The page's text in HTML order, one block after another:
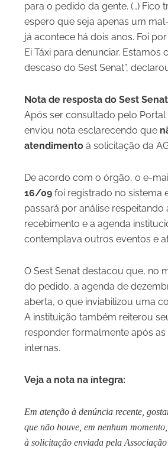
para o pedido da gente. (…) Fico
espero que seja apenas um
já acontece há dois anos. Foi
Ei Táxi para denunciar. Estamos
descaso do Sest Senat”,
Nota de resposta do Sest Senat
Após ser consultado pelo Portal
enviou nota esclarecendo que
atendimento à solicitação da
De acordo com o órgão, o e-
16/09 foi registrado no sistema
passará por análise respeitando
recebimento e a agenda
contemplava outros eventos e
O Sest Senat destacou que, no
do pedido, a agenda de
aberta, o que inviabilizou uma
A instituição também reiterou
responder formalmente após as
internas.
Veja a nota na íntegra:
Em atenção à denúncia recente,
que não houve, em nenhum
à solicitação enviada pela